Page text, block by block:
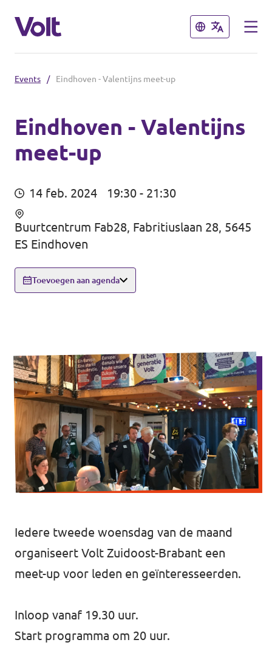
Sluiten
Afdelingen in de gemeenten
Volt Amsterdam
Volt Arnhem
Afdelingen in de provincies
Volt Drenthe
...alle Volt provincies
Sluiten
Standpunten
Mensen
Agenda
Doneer
Word lid
Word actief
Doneer
Werken bij Volt
Sprekersaanvraag
Events / Eindhoven - Valentijns meet-up
Eindhoven - Valentijns
meet-up
14 feb. 2024 19:30 - 21:30
Buurtcentrum Fab28, Fabritiuslaan 28, 5645
ES Eindhoven
Toevoegen aan agenda
Iedere tweede woensdag van de maand
organiseert Volt Zuidoost-Brabant een
meet-up voor leden en geïnteresseerden.
Inloop vanaf 19.30 uur.
Start programma om 20 uur.